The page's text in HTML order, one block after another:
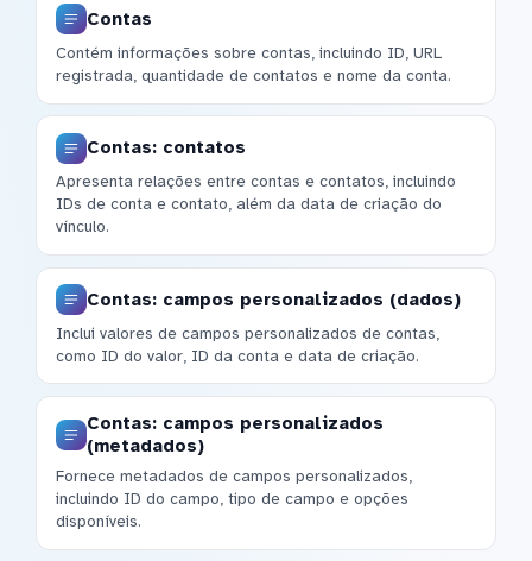
Contas
Contém informações sobre contas, incluindo ID, URL
registrada, quantidade de contatos e nome da conta.
Contas: contatos
Apresenta relações entre contas e contatos, incluindo
IDs de conta e contato, além da data de criação do
vínculo.
Contas: campos personalizados (dados)
Inclui valores de campos personalizados de contas,
como ID do valor, ID da conta e data de criação.
Contas: campos personalizados
(metadados)
Fornece metadados de campos personalizados,
incluindo ID do campo, tipo de campo e opções
disponíveis.